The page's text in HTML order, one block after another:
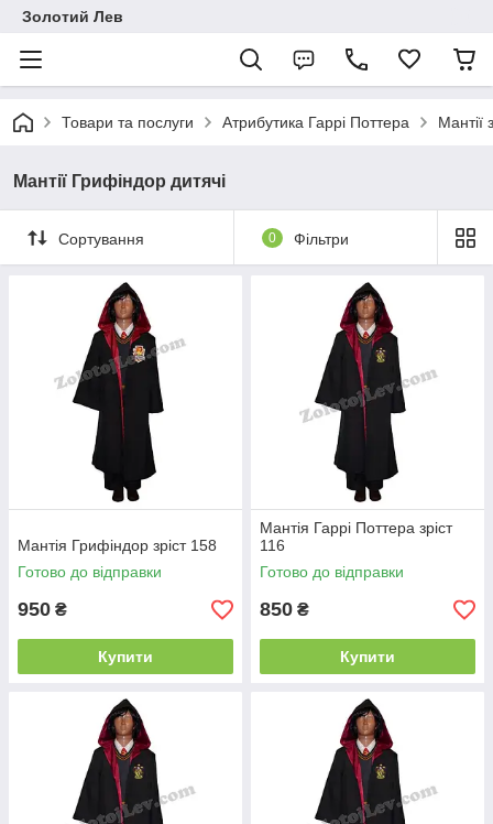
Золотий Лев
Товари та послуги Атрибутика Гаррі Поттера Мантії
Мантії Грифіндор дитячі
Сортування 0 Фільтри
Мантія Грифіндор зріст 158
Готово до відправки
950 ₴
Купити
Мантія Гаррі Поттера зріст
116
Готово до відправки
850 ₴
Купити